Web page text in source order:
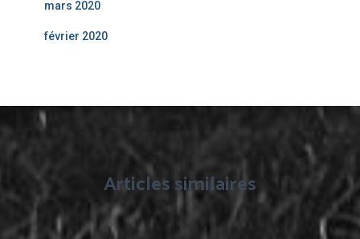
mars 2020
février 2020
Articles similaires